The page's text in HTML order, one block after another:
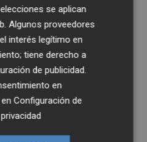
se aplican
Algunos proveedores
interés legítimo en
tiene derecho a
de publicidad.
en
enConfiguración de